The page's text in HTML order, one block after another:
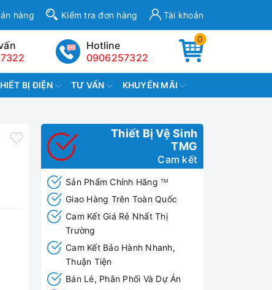
hàng Kiểm tra đơn hàng Tài khoản
0
Hotline
0906257322
BỊ ĐIỆN TƯ VẤN KHUYẾN MÃI
Thiết Bị Vệ Sinh
TMG
Cam kết
Sản Phẩm Chính Hãng TM
Giao Hàng Trên Toàn Quốc
Cam Kết Giá Rẻ Nhất Thị
Trường
Cam Kết Bảo Hành Nhanh,
Thuận Tiện
Bán Lẻ, Phân Phối Và Dự Án